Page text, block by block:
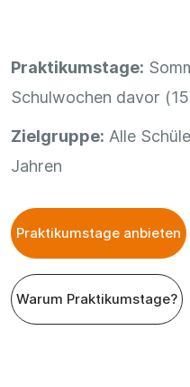
Praktikumstage:
Schulwochen davor
Zielgruppe: Alle
Jahren
Praktikumstage anbieten
Warum Praktikumstage?